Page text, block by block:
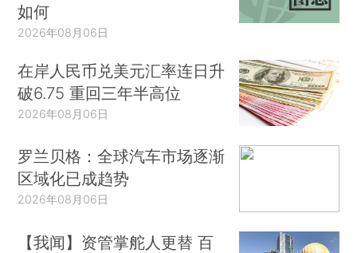
如何
2026年08月06日
在岸人民币兑美元汇率连日升
破6.75 重回三年半高位
2026年08月06日
罗兰贝格：全球汽车市场逐渐
区域化已成趋势
2026年08月06日
【我闻】资管掌舵人更替 百